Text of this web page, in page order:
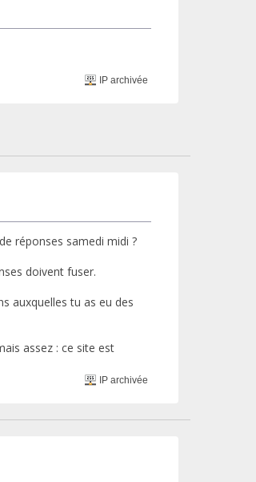
IP archivée
réponses samedi midi ?
doivent fuser.
auxquelles tu as eu des
assez : ce site est
IP archivée